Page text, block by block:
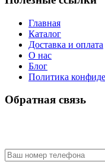
Главная
Каталог
Доставка и оплата
О нас
Блог
Политика
Обратная связь